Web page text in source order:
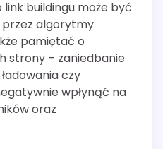
buildingu może być
algorytmy
pamiętać o
strony – zaniedbanie
czy
wpłynąć na
oraz